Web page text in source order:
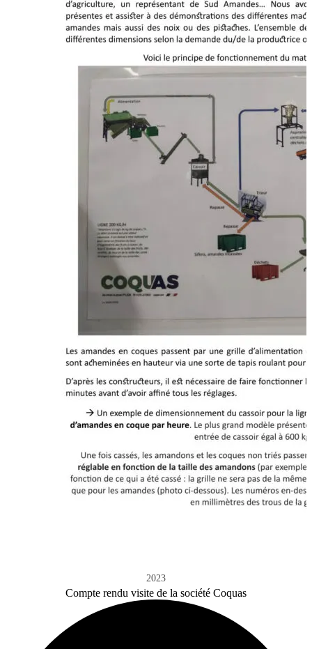
2023
Compte rendu visite de la société Coquas